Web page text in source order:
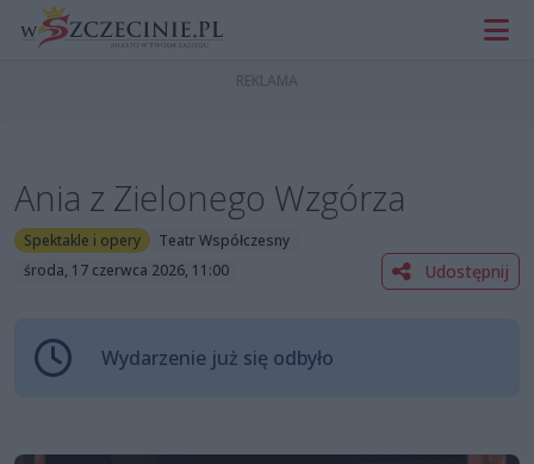
Ania z Zielonego Wzgórza
Spektakle i opery
Teatr Współczesny
środa, 17 czerwca 2026, 11:00
Udostępnij
Wydarzenie już się odbyło